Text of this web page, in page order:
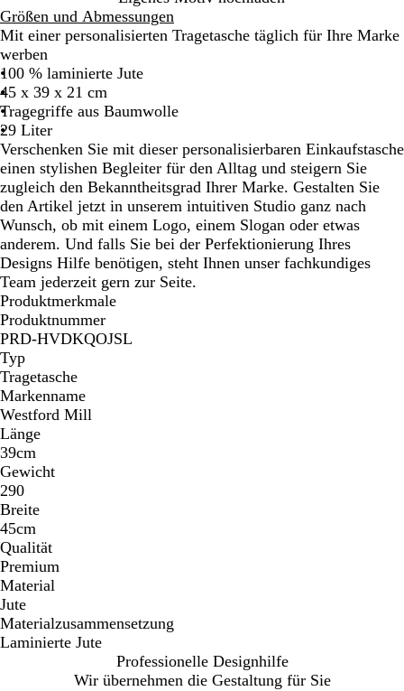
a
t
u
r
Größen und Abmessungen
Mit einer personalisierten Tragetasche täglich für Ihre Marke
werben
100 % laminierte Jute
45 x 39 x 21 cm
Tragegriffe aus Baumwolle
29 Liter
Verschenken Sie mit dieser personalisierbaren Einkaufstasche
einen stylishen Begleiter für den Alltag und steigern Sie
zugleich den Bekanntheitsgrad Ihrer Marke. Gestalten Sie
den Artikel jetzt in unserem intuitiven Studio ganz nach
Wunsch, ob mit einem Logo, einem Slogan oder etwas
anderem. Und falls Sie bei der Perfektionierung Ihres
Designs Hilfe benötigen, steht Ihnen unser fachkundiges
Team jederzeit gern zur Seite.
Produktmerkmale
Produktnummer
PRD-HVDKQOJSL
Typ
Tragetasche
Markenname
Westford Mill
Länge
39cm
Gewicht
290
Breite
45cm
Qualität
Premium
Material
Jute
Materialzusammensetzung
Laminierte Jute
Professionelle Designhilfe
Wir übernehmen die Gestaltung für Sie